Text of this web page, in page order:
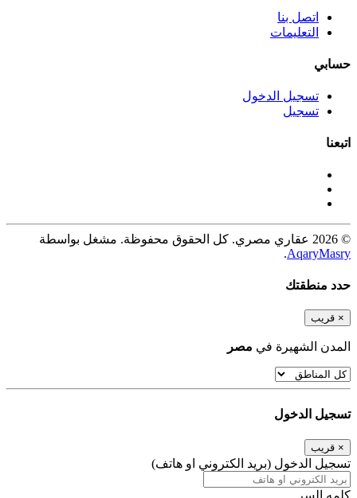
اتصل بنا
التعليمات
حسابي
تسجيل الدخول
تسجيل
اتبعنا
© 2026 عقاري مصري. كل الحقوق محفوظة. مشغل بواسطة
AqaryMasry
.
حدد منطقتك
× قريب
المدن الشهيرة في مصر
تسجيل الدخول
× قريب
تسجيل الدخول (بريد الكتروني او هاتف)
كلمه السر